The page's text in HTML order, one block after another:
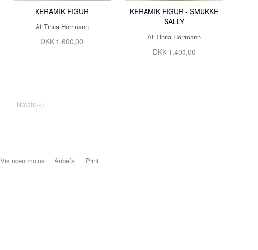
TINA FERCH
TINA WILLUMSEN
KERAMIK FIGUR
Af Tinna Hörrmann
DKK 1.600,00
KERAMIK FIGUR - SMUKKE
SALLY
Af Tinna Hörrmann
DKK 1.400,00
Næste-->
Vis uden moms Anbefal Print